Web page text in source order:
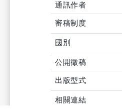
通訊作者
審稿制度
國別
公開徵稿
出版型式
相關連結